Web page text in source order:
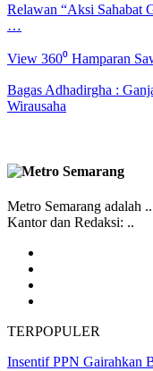
Relawan “Aksi Sahabat
…
View 360⁰ Hamparan
Bagas Adhadirgha :
Wirausaha
Metro Semarang adalah ..
Kantor dan Redaksi: ..
TERPOPULER
Insentif PPN Gairahkan